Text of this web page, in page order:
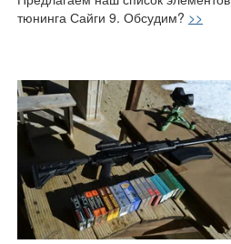
тюнинга Сайги 9. Обсудим? >>